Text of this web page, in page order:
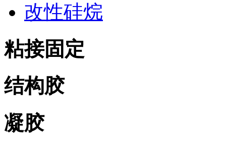
改性硅烷
粘接固定
结构胶
凝胶